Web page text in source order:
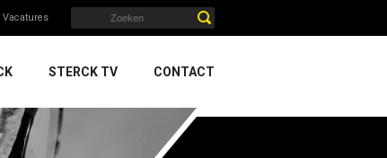
Vacatures
STERCK TV CONTACT